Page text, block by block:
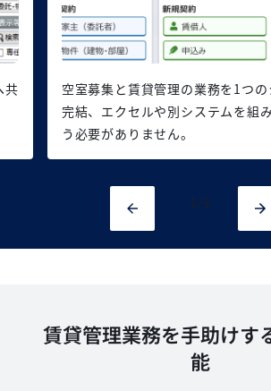
共
空室募集と賃貸管理の業務を1つ
完結、エクセルや別システムを組
う必要がありません。
1 /3
賃貸管理業務を手助けす
能